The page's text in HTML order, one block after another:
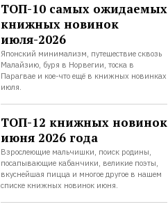
ТОП-10 самых ожидаемых
книжных новинок
июля-2026
Японский минимализм, путешествие сквозь
Малайзию, буря в Норвегии, тоска в
Парагвае и кое-что ещё в книжных новинках
июля.
ТОП-12 книжных новинок
июня 2026 года
Взрослеющие мальчишки, поиск родины,
посапывающие кабанчики, великие поэты,
вкуснейшая пицца и многое другое в нашем
списке книжных новинок июня.